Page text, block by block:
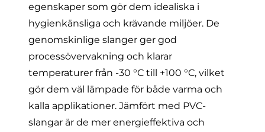
egenskaper som gör dem idealiska i
hygienkänsliga och krävande miljöer. De
genomskinlige slanger ger god
processövervakning och klarar
temperaturer från -30 °C till +100 °C, vilket
gör dem väl lämpade för både varma och
kalla applikationer. Jämfört med PVC-
slangar är de mer energieffektiva och